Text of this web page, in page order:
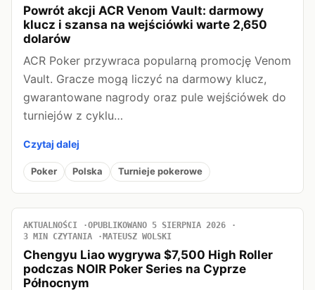
Powrót akcji ACR Venom Vault: darmowy
klucz i szansa na wejściówki warte 2,650
dolarów
ACR Poker przywraca popularną promocję Venom
Vault. Gracze mogą liczyć na darmowy klucz,
gwarantowane nagrody oraz pule wejściówek do
turniejów z cyklu…
Czytaj dalej
Poker Polska Turnieje pokerowe
AKTUALNOŚCI
OPUBLIKOWANO 5 SIERPNIA 2026
3 MIN CZYTANIA
MATEUSZ WOLSKI
Chengyu Liao wygrywa $7,500 High Roller
podczas NOIR Poker Series na Cyprze
Północnym